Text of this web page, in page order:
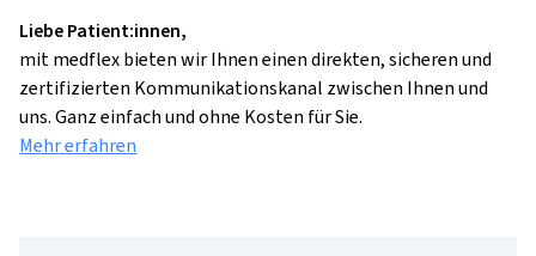
Liebe Patient:innen,
mit medflex bieten wir Ihnen einen direkten, sicheren und
zertifizierten Kommunikationskanal zwischen Ihnen und
uns. Ganz einfach und ohne Kosten für Sie.
Mehr erfahren